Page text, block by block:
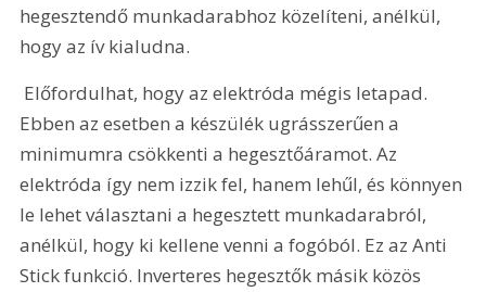
hegesztendő munkadarabhoz közelíteni, anélkül,
hogy az ív kialudna.
Ebben az esetben a készülék ugrásszerűen a
minimumra csökkenti a hegesztőáramot. Az
elektróda így nem izzik fel, hanem lehűl, és könnyen
le lehet választani a hegesztett munkadarabról,
anélkül, hogy ki kellene venni a fogóból. Ez az Anti
Stick funkció. Inverteres hegesztők másik közös